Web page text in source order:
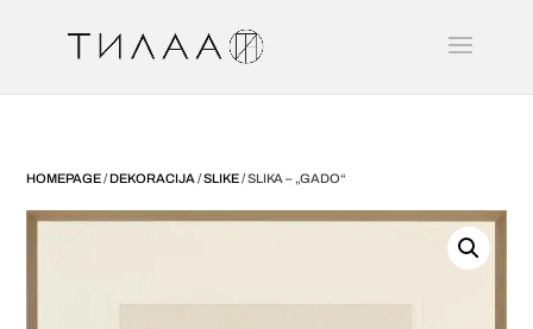
HOMEPAGE/DEKORACIJA /SLIKE/ SLIKA – „GADO“